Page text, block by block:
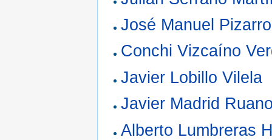
José Manuel
Conchi Vizcaíno
Javier Lobillo Vilela
Javier Madrid
Alberto Lumbreras